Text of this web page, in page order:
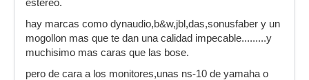
estereo.
hay marcas como dynaudio,b&w,jbl,das,sonusfaber y un
mogollon mas que te dan una calidad impecable.........y
muchisimo mas caras que las bose.
pero de cara a los monitores,unas ns-10 de yamaha o